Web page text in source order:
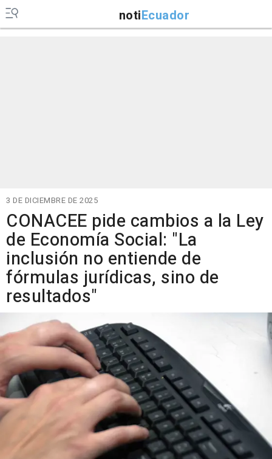
notiEcuador
3 DE DICIEMBRE DE 2025
CONACEE pide cambios a la Ley
de Economía Social: "La
inclusión no entiende de
fórmulas jurídicas, sino de
resultados"